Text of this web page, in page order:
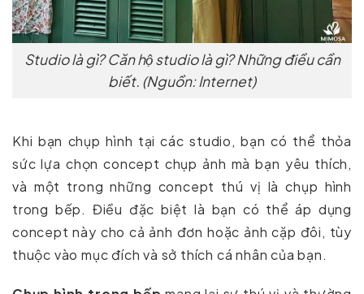
Studio là gì? Căn hộ studio là gì? Những điều cần
biết. (Nguồn: Internet)
Khi bạn chụp hình tại các studio, bạn có thể thỏa
sức lựa chọn concept chụp ảnh mà bạn yêu thích,
và một trong những concept thú vị là chụp hình
trong bếp. Điều đặc biệt là bạn có thể áp dụng
concept này cho cả ảnh đơn hoặc ảnh cặp đôi, tùy
thuộc vào mục đích và sở thích cá nhân của bạn.